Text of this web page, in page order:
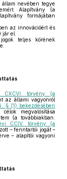
nevében tegye
Alapítvány (a
formájában
az innovációért és
el.
teljes körének
CXCVI. törvény (a
az állami vagyonról
§ (1) bekezdésében
megvalósítása
(a továbbiakban:
CCIV. törvény (a
– fenntartói jogát –
– alapítói vagyoni